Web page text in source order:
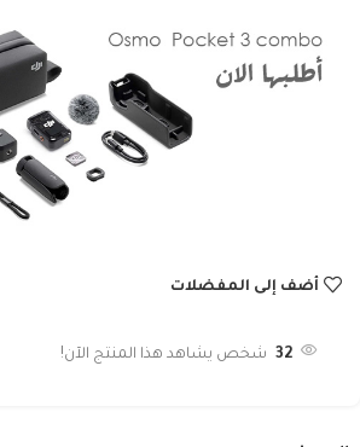
أضف إلى المفضلات
32 شخص يشاهد هذا المنتج الآن!